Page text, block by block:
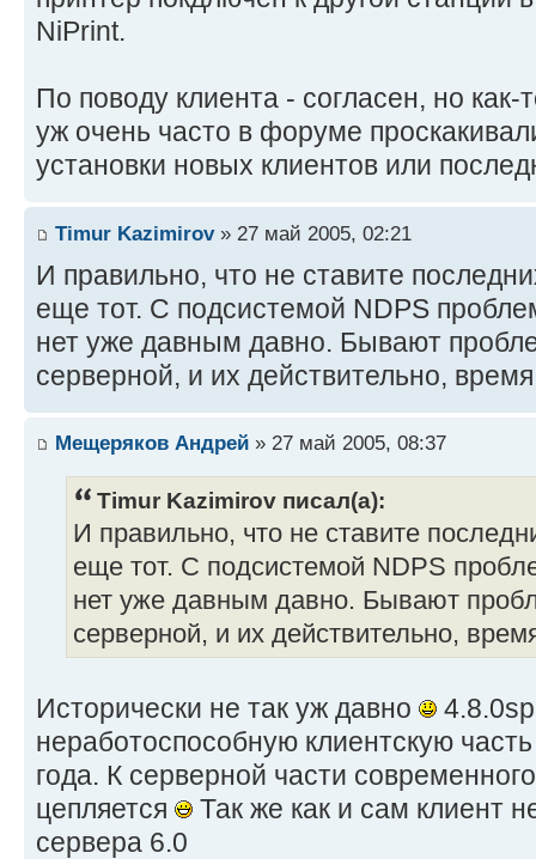
NiPrint.
По поводу клиента - согласен, но как-
уж очень часто в форуме
установки новых клиентов или
Timur Kazimirov» 27 май 2005, 02:21
И правильно, что не ставите
еще тот. С подсистемой NDPS
нет уже давным давно. Бывают
серверной, и их действительно,
Мещеряков Андрей » 27 май 2005, 08:37
Timur Kazimirov писал(а):
И правильно, что не ставите
еще тот. С подсистемой NDPS
нет уже давным давно. Бывают
серверной, и их действительно,
Исторически не так уж давно
неработоспособную клиентскую
года. К серверной части
цепляется
Так же как и сам клиент
сервера 6.0